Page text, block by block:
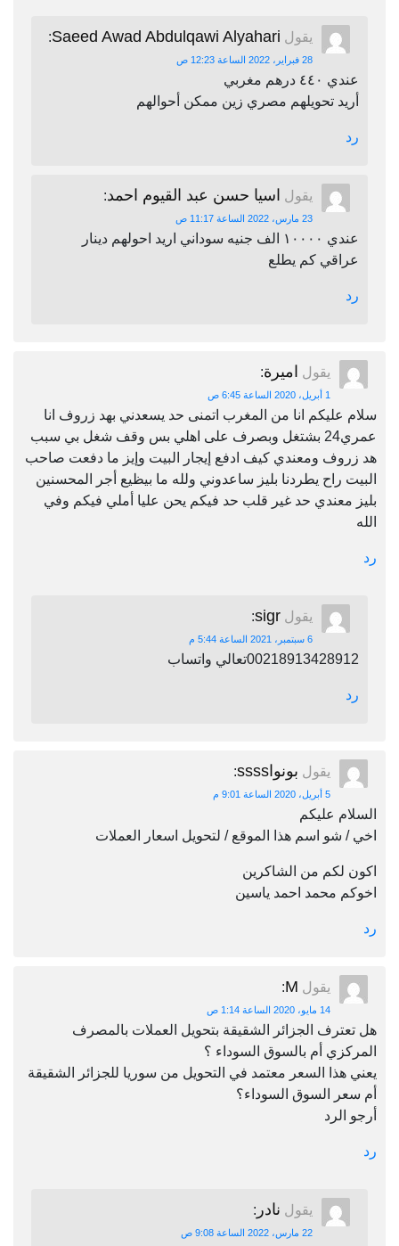
يقول Saeed Awad Abdulqawi Alyahari
:
28 فبراير، 2022 الساعة 12:23 ص
عندي ٤٤٠ درهم مغربي
أريد تحويلهم مصري زين ممكن أحوالهم
رد
يقول اسيا حسن عبد القيوم احمد:
23 مارس، 2022 الساعة 11:17 ص
عندي ١٠٠٠٠ الف جنيه سوداني اريد احولهم دينار
عراقي كم يطلع
رد
يقول اميرة:
1 أبريل، 2020 الساعة 6:45 ص
سلام عليكم انا من المغرب اتمنى حد يسعدني بهد زروف انا
عمري24 بشتغل وبصرف على اهلي بس وقف شغل بي سبب
هد زروف ومعندي كيف ادفع إيجار البيت وإيز ما دفعت صاحب
البيت راح يطردنا بليز ساعدوني ولله ما بيظيع أجر المحسنين
بليز معندي حد غير قلب حد فيكم يحن عليا أملي فيكم وفي
الله
رد
يقول sigr
:
6 سبتمبر، 2021 الساعة 5:44 م
00218913428912تعالي واتساب
رد
يقول بونواssss :
5 أبريل، 2020 الساعة 9:01 م
السلام عليكم
اخي / شو اسم هذا الموقع / لتحويل اسعار العملات
اكون لكم من الشاكرين
اخوكم محمد احمد ياسين
رد
يقول M
:
14 مايو، 2020 الساعة 1:14 ص
هل تعترف الجزائر الشقيقة بتحويل العملات بالمصرف
المركزي أم بالسوق السوداء ؟
يعني هذا السعر معتمد في التحويل من سوريا للجزائر الشقيقة
أم سعر السوق السوداء؟
أرجو الرد
رد
يقول نادر :
22 مارس، 2022 الساعة 9:08 ص